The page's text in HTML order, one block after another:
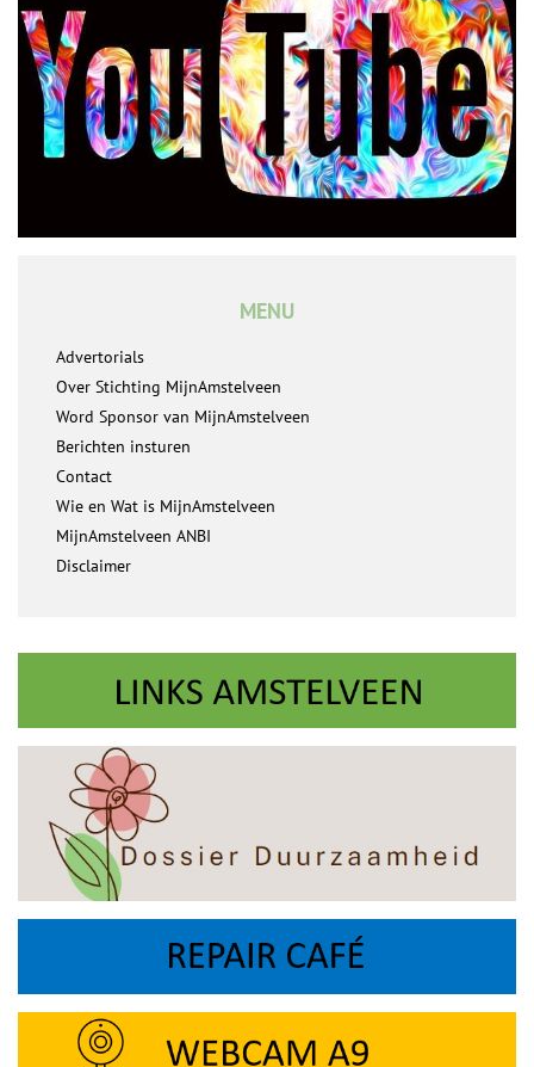
MENU
Advertorials
Over Stichting MijnAmstelveen
Word Sponsor van MijnAmstelveen
Berichten insturen
Contact
Wie en Wat is MijnAmstelveen
MijnAmstelveen ANBI
Disclaimer